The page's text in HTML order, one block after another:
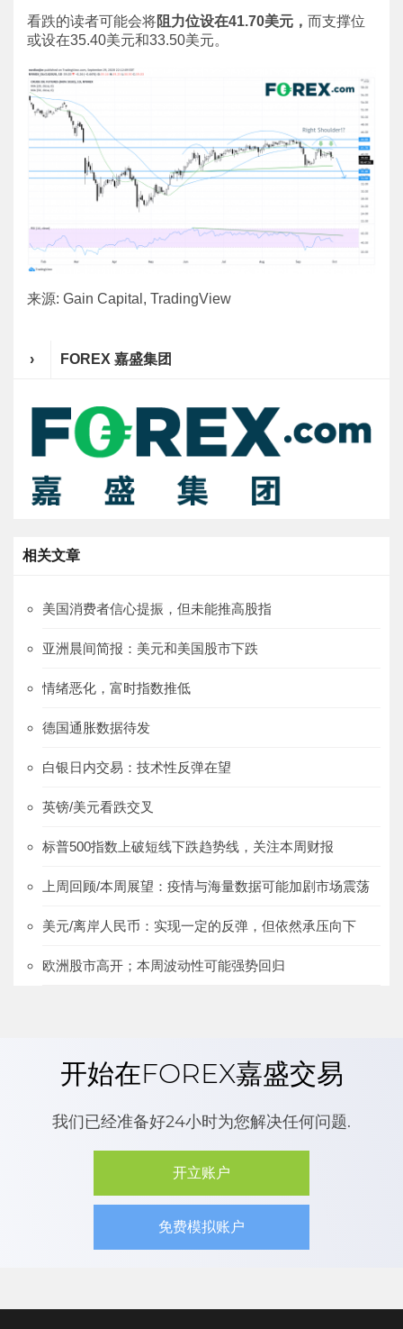
看跌的读者可能会将阻力位设在41.70美元， 而支撑位
或设在35.40美元和33.50美元。
来源: Gain Capital, TradingView
› FOREX 嘉盛集团
相关文章
美国消费者信心提振，但未能推高股指
亚洲晨间简报：美元和美国股市下跌
情绪恶化，富时指数推低
德国通胀数据待发
白银日内交易：技术性反弹在望
英镑/美元看跌交叉
标普500指数上破短线下跌趋势线，关注本周财报
上周回顾/本周展望：疫情与海量数据可能加剧市场震荡
美元/离岸人民币：实现一定的反弹，但依然承压向下
欧洲股市高开；本周波动性可能强势回归
开始在FOREX嘉盛交易
我们已经准备好24小时为您解决任何问题.
开立账户
免费模拟账户